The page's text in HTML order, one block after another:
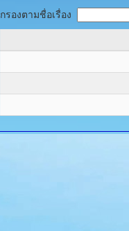
กรองตามชื่อเรื่อง